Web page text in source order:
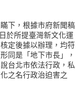
下，根據市府新聞稿
於所提臺灣新文化運
定後據以辦理，均符
同是「地下市長」，
台北市依法行政，私
之名行政治迫害之